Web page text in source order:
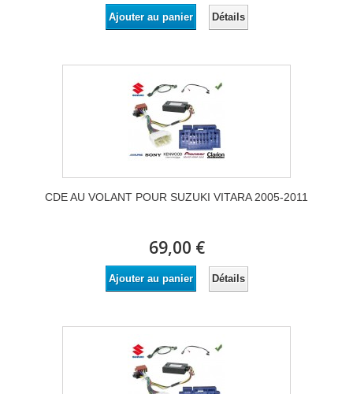
Ajouter au panier Détails
CDE AU VOLANT POUR SUZUKI VITARA 2005-2011
69,00 €
Ajouter au panier Détails